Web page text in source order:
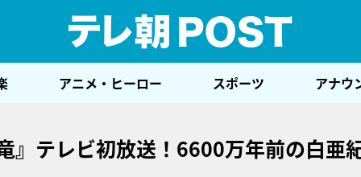
アニメ・ヒーロー スポーツ アナウ
』テレビ初放送！6600万年前の白亜